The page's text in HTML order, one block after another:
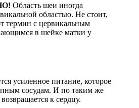
Область шеи иногда
областью. Не стоит,
термин с цервикальным
в шейке матки у
усиленное питание, которое
сосудам. И по таким же
к сердцу.